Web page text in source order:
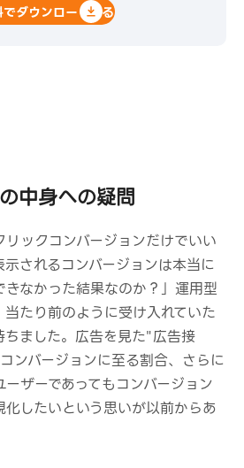
ダウンロードする
中身への疑問
リックコンバージョンだけでいい
されるコンバージョンは本当に
なかった結果なのか？」運用型
たり前のように受け入れていた
ちました。広告を見た"広告接
ンバージョンに至る割合、さらに
ザーであってもコンバージョン
したいという思いが以前からあ